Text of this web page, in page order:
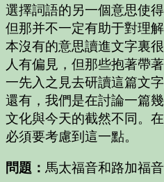
選擇詞語的另一個意思使
但那并不一定有助于對理
本沒有的意思讀進文字裏
人有偏見，但那些抱著帶
一先入之見去研讀這篇文
還有，我們是在討論一篇
文化與今天的截然不同。
必須要考慮到這一點。
問題： 馬太福音和路加福